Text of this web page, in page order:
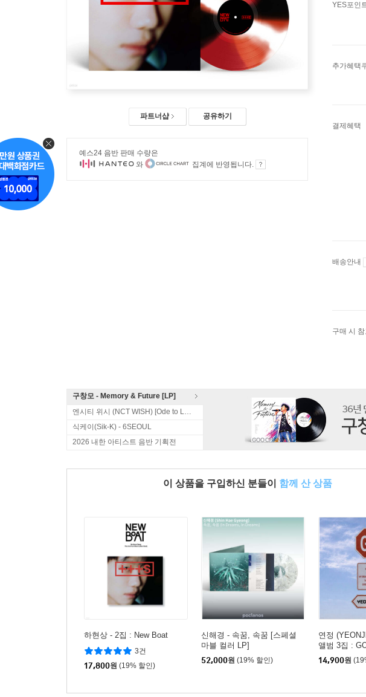
파트너샵 공유하기
예스24 음반 판매 수량은
와
집계에 반영됩니다.
YES포인
추가혜택
결제혜택
배송안내
구매 시
구창모 - Memory & Future [LP]
엔시티 위시 (NCT WISH) [Ode to Love]
식케이(Sik-K) - 6SEOUL
2026 내한 아티스트 음반 기획전
이 상품을 구입하신 분들이 함께 산 상품
하현상 - 2집 : New Boat
3건
17,800원 (19% 할인)
신해경 - 속꿈, 속꿈 [스페셜
마블 컬러 LP]
52,000원 (19% 할인)
연정
앨범 3집 :
14,900원